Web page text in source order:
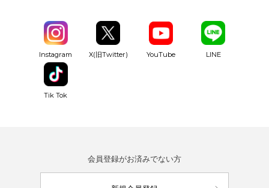
Instagram X(旧Twitter) YouTube LINE
Tik Tok
会員登録がお済みでない方